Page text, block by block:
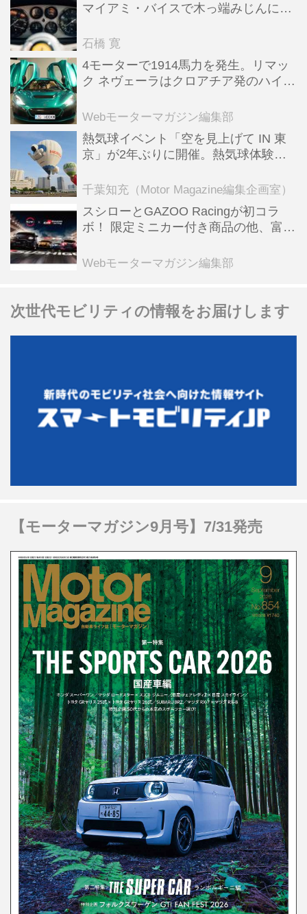
マイアミ・バイスで木っ端みじんにな
石橋 寛
4モーターで1914馬力を発生。リマッ
ク ネヴェーラはクロアチア発のハイパ
全版／115】
Webモーターマガジン編集部
熱気球イベント「空を見上げて IN 東
京」が2年ぶりに開催。熱気球体験搭
ンテンツも
千葉知充（Motor Magazine編集企画室）
スシローとGAZOO Racingが初コラ
ボ！ 限定ミニカー付き商品の他、富士
る抽選企画などを展開
Webモーターマガジン編集部
次世代モビリティの情報をお届けします
【モーターマガジン9月号】7/31発売